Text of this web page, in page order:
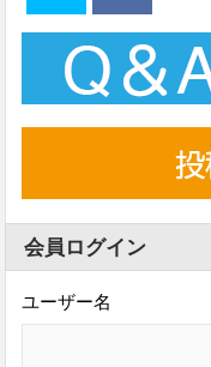
会員ログイン
ユーザー名